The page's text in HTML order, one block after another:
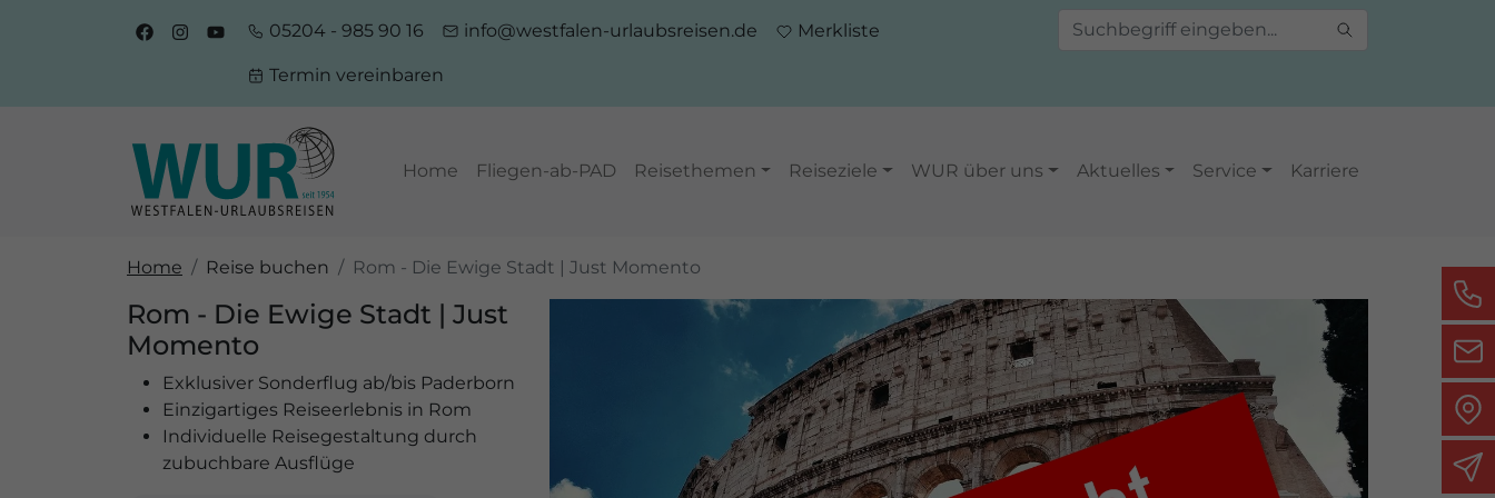
05204 - 985 90 16 info@westfalen-urlaubsreisen.de Merkliste
Termin vereinbaren
Home Fliegen-ab-PAD Reisethemen Reiseziele WUR über uns Aktuelles Service Karriere
Home Reise buchen Rom - Die Ewige Stadt | Just Momento
Rom - Die Ewige Stadt | Just
Momento
Exklusiver Sonderflug ab/bis Paderborn
Einzigartiges Reiseerlebnis in Rom
Individuelle Reisegestaltung durch
zubuchbare Ausflüge